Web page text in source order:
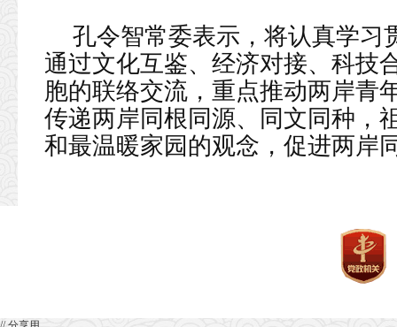
孔令智常委表示，将认真学习
通过文化互鉴、经济对接、科技
胞的联络交流，重点推动两岸青
传递两岸同根同源、同文同种，
和最温暖家园的观念，促进两岸